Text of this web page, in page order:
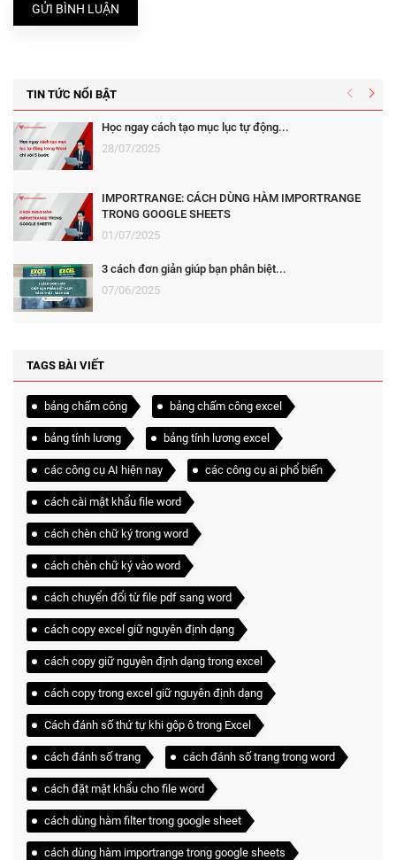
GỬI BÌNH LUẬN
TIN TỨC NỔI BẬT
Học ngay cách tạo mục lục tự động...
28/07/2025
IMPORTRANGE: CÁCH DÙNG HÀM IMPORTRANGE
TRONG GOOGLE SHEETS
01/07/2025
3 cách đơn giản giúp bạn phân biệt...
07/06/2025
TAGS BÀI VIẾT
bảng chấm công bảng chấm công excel
bảng tính lương bảng tính lương excel
các công cụ AI hiện nay các công cụ ai phổ biến
cách cài mật khẩu file word
cách chèn chữ ký trong word
cách chèn chữ ký vào word
cách chuyển đổi từ file pdf sang word
cách copy excel giữ nguyên định dạng
cách copy giữ nguyên định dạng trong excel
cách copy trong excel giữ nguyên định dạng
Cách đánh số thứ tự khi gộp ô trong Excel
cách đánh số trang cách đánh số trang trong word
cách đặt mật khẩu cho file word
cách dùng hàm filter trong google sheet
cách dùng hàm importrange trong google sheets